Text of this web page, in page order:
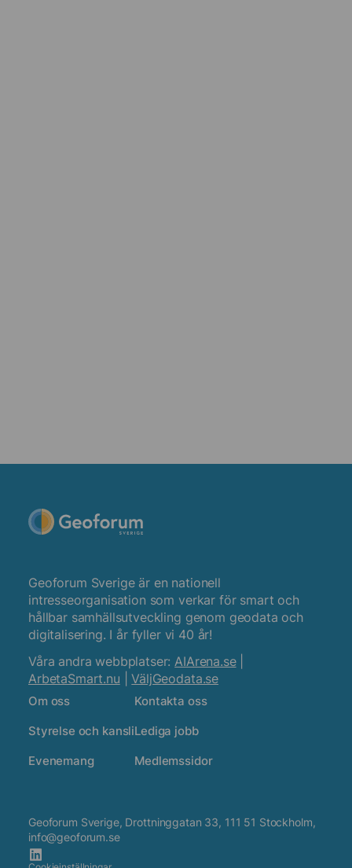
Geoforum Sverige är en nationell
intresseorganisation som verkar för smart och
hållbar samhällsutveckling genom geodata och
digitalisering. I år fyller vi 40 år!
Våra andra webbplatser: AIArena.se|
ArbetaSmart.nu |VäljGeodata.se
Om oss
Styrelse och kansli
Evenemang
Kontakta oss
Lediga jobb
Medlemssidor
Geoforum Sverige, Drottninggatan 33, 111 51 Stockholm,
info@geoforum.se